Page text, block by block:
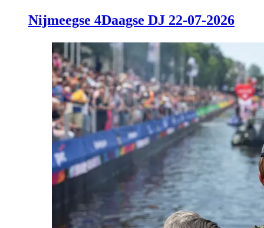
Nijmeegse 4Daagse DJ 22-07-2026